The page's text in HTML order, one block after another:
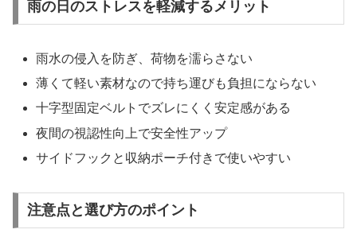
雨の日のストレスを軽減するメリット
雨水の侵入を防ぎ、荷物を濡らさない
薄くて軽い素材なので持ち運びも負担にならない
十字型固定ベルトでズレにくく安定感がある
夜間の視認性向上で安全性アップ
サイドフックと収納ポーチ付きで使いやすい
注意点と選び方のポイント